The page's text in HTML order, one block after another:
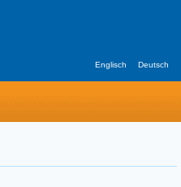
Englisch Deutsch